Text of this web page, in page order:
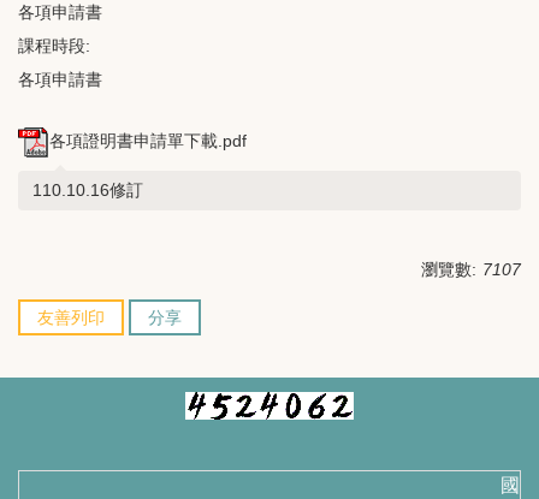
各項申請書
課程時段:
各項申請書
各項證明書申請單下載.pdf
110.10.16修訂
瀏覽數: 7107
友善列印 分享
國